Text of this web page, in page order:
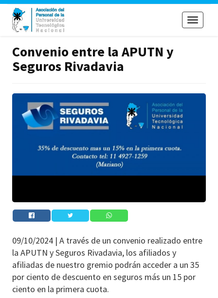
Toggle
Convenio entre la APUTN y
Seguros Rivadavia
09/10/2024 |A través de un convenio realizado entre
la APUTN y Seguros Rivadavia, los afiliados y
afiliadas de nuestro gremio podrán acceder a un 35
por ciento de descuento en seguros más un 15 por
ciento en la primera cuota.